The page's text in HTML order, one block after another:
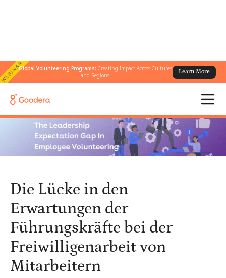
WEBINARGlobal Volunteering Programs: Creating Impact Across Cultures
and Regions
Learn More
← Alle Blogs
Freiwilligenarbeit von Mitarbeitern
Die Lücke in den
Erwartungen der
Führungskräfte bei der
Freiwilligenarbeit von
Mitarbeitern